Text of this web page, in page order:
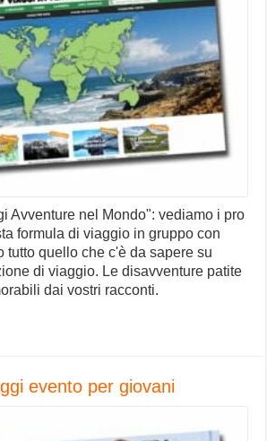
Avventure nel Mondo": vediamo i pro
formula di viaggio in gruppo con
tutto quello che c'è da sapere su
di viaggio. Le disavventure patite
dai vostri racconti.
evento per giovani